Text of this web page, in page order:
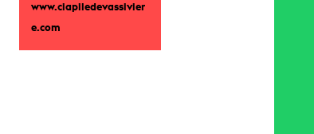
www.ciapiledevassivier
e.com